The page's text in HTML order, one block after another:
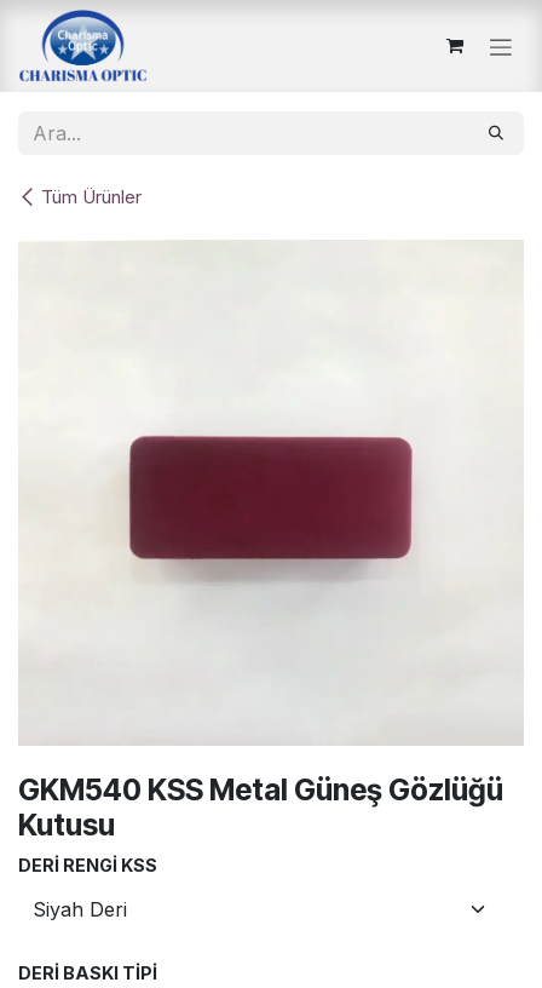
İçereği Atla
Tüm Ürünler
GKM540 KSS Metal Güneş Gözlüğü
Kutusu
DERI RENGI KSS
DERI BASKI TIPI